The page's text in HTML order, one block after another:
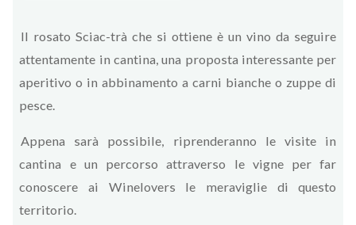
Il rosato Sciac-trà che si ottiene è un vino da seguire
attentamente in cantina, una proposta interessante per
aperitivo o in abbinamento a carni bianche o zuppe di
pesce.
Appena sarà possibile, riprenderanno le visite in
cantina e un percorso attraverso le vigne per far
conoscere ai Winelovers le meraviglie di questo
territorio.